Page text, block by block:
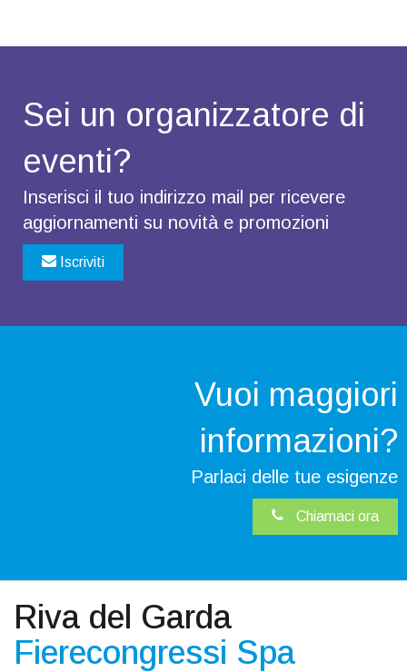
Sei un organizzatore di
eventi?
Inserisci il tuo indirizzo mail per ricevere
aggiornamenti su novità e promozioni
Iscriviti
Vuoi maggiori
informazioni?
Parlaci delle tue esigenze
Chiamaci ora
Riva del Garda
Fierecongressi Spa